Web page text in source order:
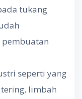
tukang
seperti yang
limbah